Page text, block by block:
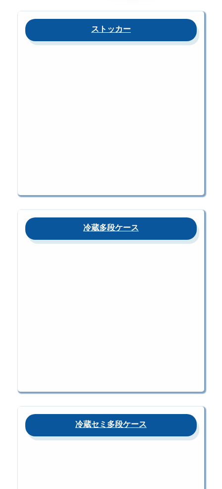
ストッカー
冷蔵多段ケース
冷蔵セミ多段ケース